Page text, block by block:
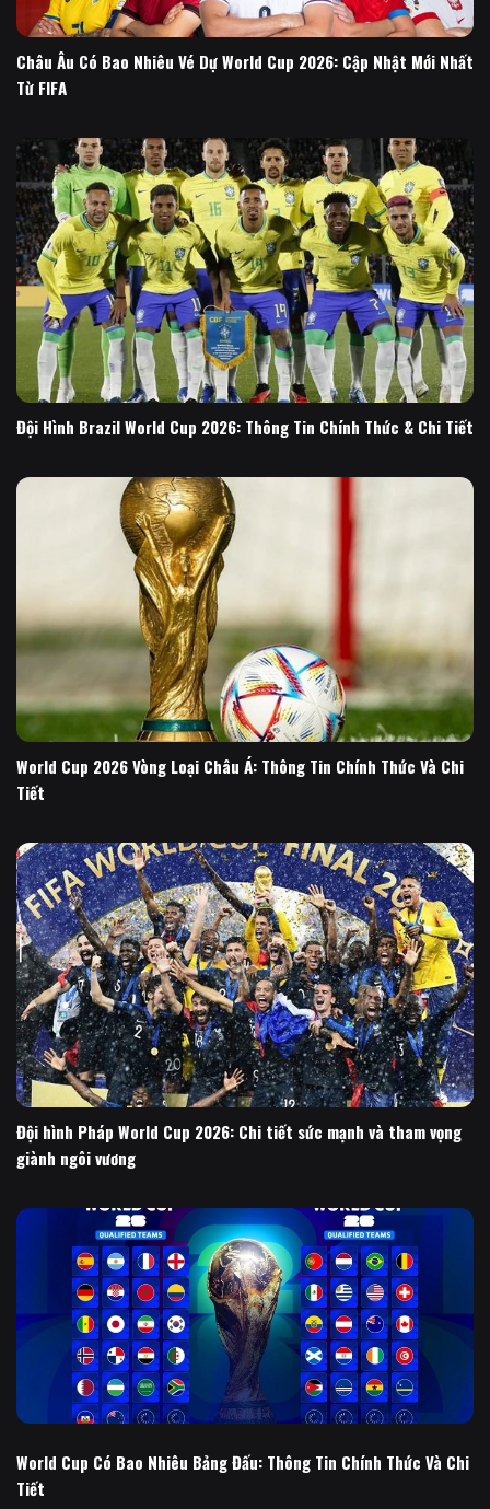
Châu Âu Có Bao Nhiêu Vé Dự World Cup 2026: Cập Nhật Mới Nhất
Từ FIFA
Đội Hình Brazil World Cup 2026: Thông Tin Chính Thức & Chi Tiết
World Cup 2026 Vòng Loại Châu Á: Thông Tin Chính Thức Và Chi
Tiết
Đội hình Pháp World Cup 2026: Chi tiết sức mạnh và tham vọng
giành ngôi vương
World Cup Có Bao Nhiêu Bảng Đấu: Thông Tin Chính Thức Và Chi
Tiết